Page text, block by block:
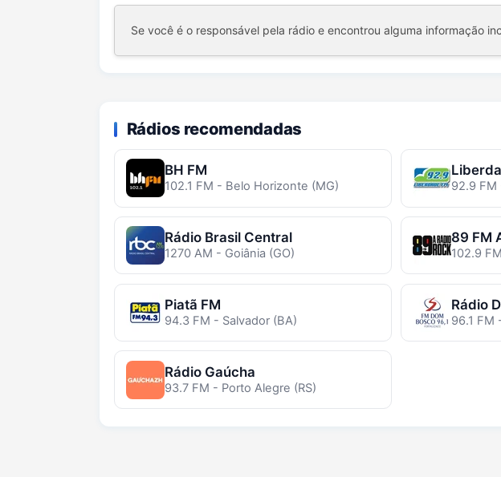
Se você é o responsável pela rádio e encontrou alguma informação
Rádios recomendadas
BH FM
102.1 FM - Belo Horizonte (MG) 92.9 FM
Rádio Brasil Central
1270 AM - Goiânia (GO)
89 FM
102.9
Piatã FM
94.3 FM - Salvador (BA)
Rádio
96.1 FM
Rádio Gaúcha
93.7 FM - Porto Alegre (RS)